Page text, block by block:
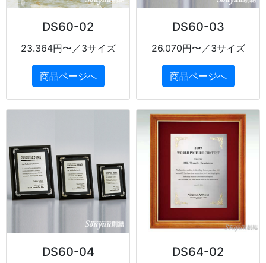
DS60-02
23.364円〜／3サイズ
商品ページへ
DS60-03
26.070円〜／3サイズ
商品ページへ
DS60-04 DS64-02